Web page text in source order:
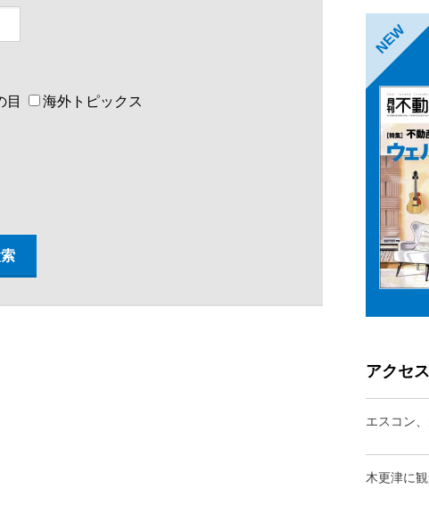
目 海外トピックス
NEW
アクセ
エスコン
木更津に